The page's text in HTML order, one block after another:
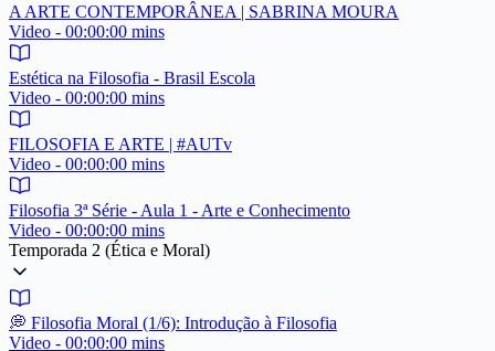
A ARTE CONTEMPORÂNEA | SABRINA MOURA
Video - 00:00:00 mins
Estética na Filosofia - Brasil Escola
Video - 00:00:00 mins
FILOSOFIA E ARTE | #AUTv
Video - 00:00:00 mins
Filosofia 3ª Série - Aula 1 - Arte e Conhecimento
Video - 00:00:00 mins
Temporada 2 (Ética e Moral)
💭 Filosofia Moral (1/6): Introdução à Filosofia
Video - 00:00:00 mins